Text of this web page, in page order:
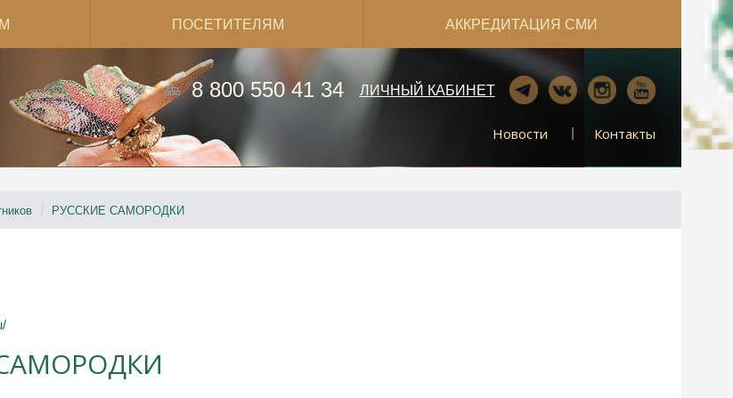
ПОСЕТИТЕЛЯМ АККРЕДИТАЦИЯ СМИ
8 800 550 41 34 ЛИЧНЫЙ КАБИНЕТ
Новости Контакты
РУССКИЕ САМОРОДКИ